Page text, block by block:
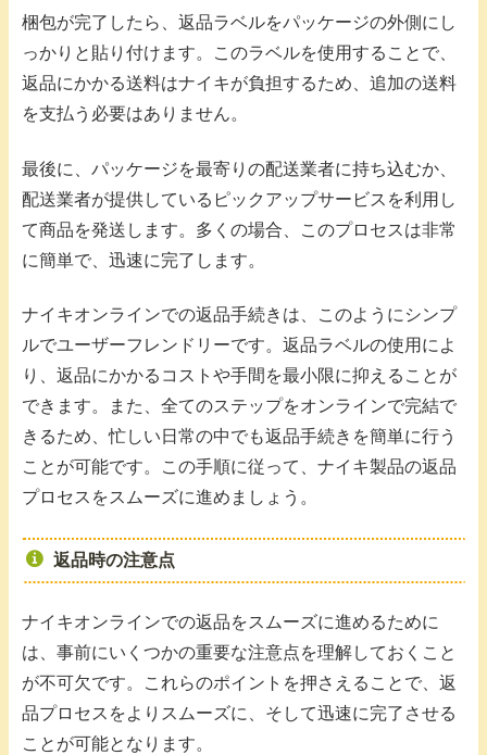
梱包が完了したら、返品ラベルをパッケージの外側にし
っかりと貼り付けます。このラベルを使用することで、
返品にかかる送料はナイキが負担するため、追加の送料
を支払う必要はありません。
最後に、パッケージを最寄りの配送業者に持ち込むか、
配送業者が提供しているピックアップサービスを利用し
て商品を発送します。多くの場合、このプロセスは非常
に簡単で、迅速に完了します。
ナイキオンラインでの返品手続きは、このようにシンプ
ルでユーザーフレンドリーです。返品ラベルの使用によ
り、返品にかかるコストや手間を最小限に抑えることが
できます。また、全てのステップをオンラインで完結で
きるため、忙しい日常の中でも返品手続きを簡単に行う
ことが可能です。この手順に従って、ナイキ製品の返品
プロセスをスムーズに進めましょう。
返品時の注意点
ナイキオンラインでの返品をスムーズに進めるために
は、事前にいくつかの重要な注意点を理解しておくこと
が不可欠です。これらのポイントを押さえることで、返
品プロセスをよりスムーズに、そして迅速に完了させる
ことが可能となります。